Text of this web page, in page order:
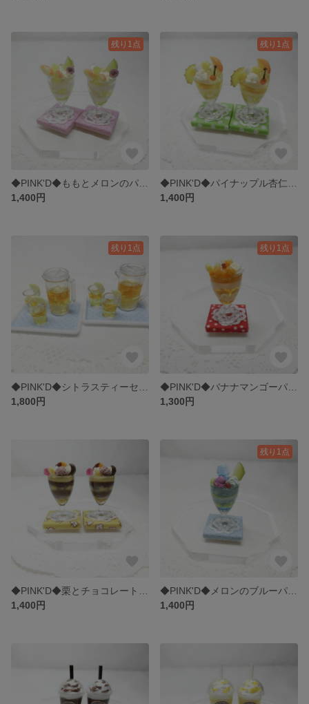
残り1点
1,400円
残り1点
1,400円
残り1点
1,800円
残り1点
1,300円
1,400円
残り1点
1,400円